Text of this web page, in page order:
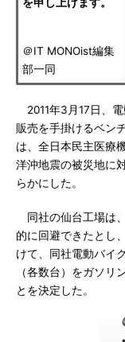
＠IT MONOist編集
部一同
2011年3月17日、電
販売を手掛けるベン
は、全日本民主医療
洋沖地震の被災地に
らかにした。
同社の仙台工場は
的に回避できたとし
けて、同社電動バイ
（各数台）をガソリ
とを決定した。